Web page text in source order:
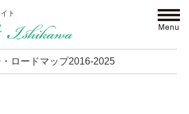
ト
click
ロードマップ2016-2025